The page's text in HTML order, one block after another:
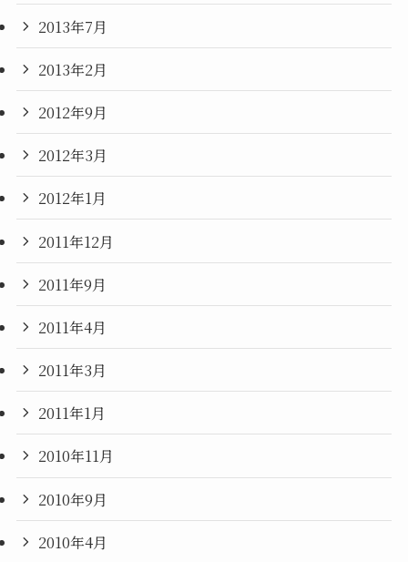
2013年7月
2013年2月
2012年9月
2012年3月
2012年1月
2011年12月
2011年9月
2011年4月
2011年3月
2011年1月
2010年11月
2010年9月
2010年4月